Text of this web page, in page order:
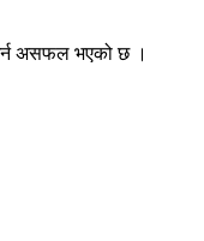
असफल भएको छ ।